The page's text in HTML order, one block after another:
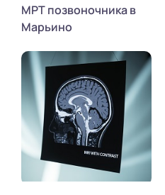
МРТ позвоночника в
Марьино